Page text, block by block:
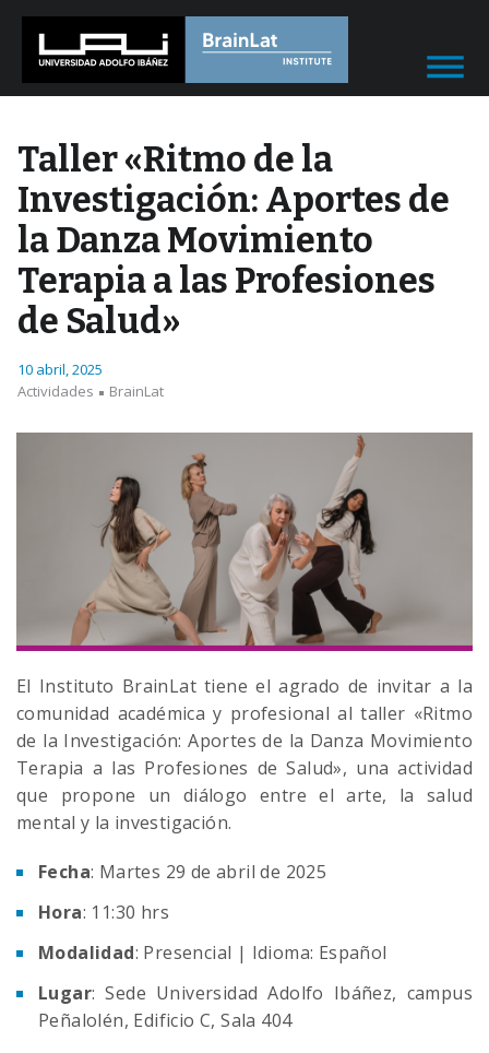
Taller «Ritmo de la
Investigación: Aportes de
la Danza Movimiento
Terapia a las Profesiones
de Salud»
10 abril, 2025
Actividades
BrainLat
El Instituto BrainLat tiene el agrado de invitar a la
comunidad académica y profesional al taller «Ritmo
de la Investigación: Aportes de la Danza Movimiento
Terapia a las Profesiones de Salud», una actividad
que propone un diálogo entre el arte, la salud
mental y la investigación.
Fecha: Martes 29 de abril de 2025
Hora: 11:30 hrs
Modalidad: Presencial | Idioma: Español
Lugar: Sede Universidad Adolfo Ibáñez, campus
Peñalolén, Edificio C, Sala 404